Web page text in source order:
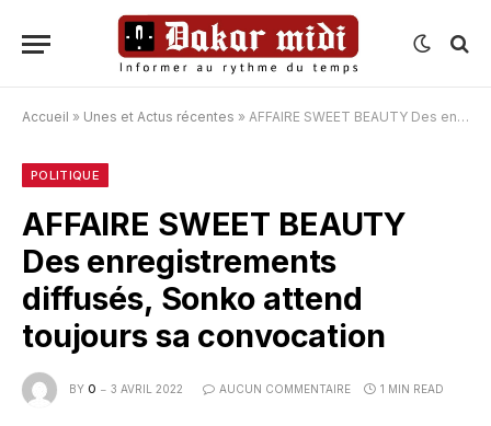
Accueil » Unes et Actus récentes » AFFAIRE SWEET BEAUTY Des enregistrements diffusés, Sonko attend toujours sa convocation
POLITIQUE
AFFAIRE SWEET BEAUTY
Des enregistrements
diffusés, Sonko attend
toujours sa convocation
BY O 3 AVRIL 2022 AUCUN COMMENTAIRE 1 MIN READ